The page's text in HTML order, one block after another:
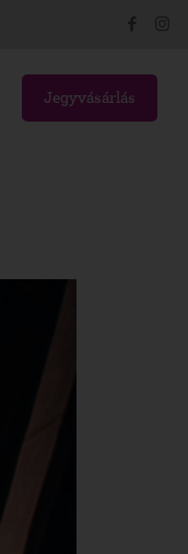
Jegyvásárlás